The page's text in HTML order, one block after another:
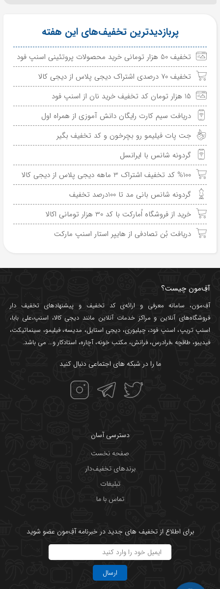
پربازدیدترین تخفیف‌های این هفته
تخفیف 50 هزار تومانی خرید محصولات پروتئینی اسنپ فود
تخفیف 70 درصدی اشتراک دیجی پلاس از دیجی کالا
15 هزار تومان کد تخفیف خرید نان از اسنپ فود
دریافت سیم کارت رایگان دانش آموزی از همراه اول
جت پات فیلیمو رو بچرخون و کد تخفیف بگیر
گردونه شانس با ایرانسل
%100 کد تخفیف اشتراک 3 ماهه دیجی پلاس از دیجی کالا
گردونه شانس بانی مد تا 100درصد تخفیف
خرید از فروشگاه اُمارکت با کد 30 هزار تومانی اکالا
دریافت بُن تصادفی از هایپر استار اسنپ مارکت
آفِ‌مون چیست؟
آفِ‌مون، سامانه معرفی و ارائه‌یکد تخفیف و پیشنهادهای تخفیف دار
فروشگاه‌های آنلاین و مراکز خدمات آنلاین مانند دیجی کالا، اسنپ،علی بابا،
اسنپ تریپ، اسنپ فود،چیلیوری، دیجی استایل، مدیسه،فیلیمو، سینماتیکت،
فیدیبو، طاقچه ،فرادرس، فرانش، مکتب خونه،آچاره، استادکار و... می باشد.
ما را در شبکه های اجتماعی دنبال کنید
دسترسی آسان
صفحه نخست
برندهای تخفیف‌دار
تبلیغات
تماس با ما
برای اطلاع از تخفیف های جدید در خبرنامه آفِ‌مون عضو شوید
ارسال